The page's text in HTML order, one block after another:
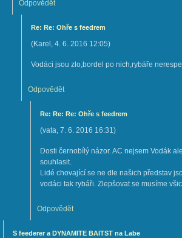
Odpovědět
Re: Re: Ohře s feedrem
(Karel , 4. 6. 2016 12:05)
Vodáci jsou zlo,bordel po nich,rybáře
Odpovědět
Re: Re: Re: Ohře s feedrem
(vata, 7. 6. 2016 16:31)
Dosti černobílý názor. AC nejsem Vodák
souhlasit.
Lidé chovající se ne dle našich představ
vodáci tak rybáři. Zlepšovat se musíme
Odpovědět
S feederer a DYNAMITE BAITST na Labe